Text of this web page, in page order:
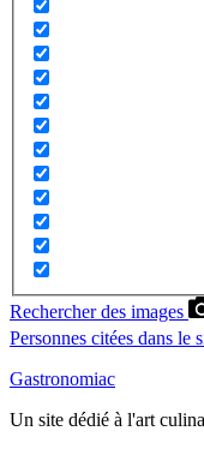
Rechercher des images
Personnes citées dans le
Gastronomiac
Un site dédié à l'art